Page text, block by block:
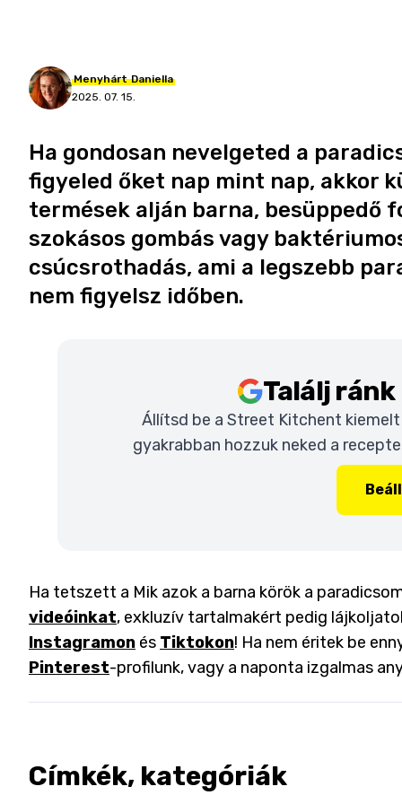
Menyhárt Daniella
2025. 07. 15.
Ha gondosan nevelgeted a
figyeled őket nap mint nap, akkor
termések alján barna, besüppedő
szokásos gombás vagy
csúcsrothadás, ami a legszebb
nem figyelsz időben.
Találj
Állítsd be a Street Kitchent
gyakrabban hozzuk neked a
Ha tetszett a Mik azok a barna körök a
videóinkat, exkluzív tartalmakért pedig
Instagramon és Tiktokon! Ha nem éritek be
Pinterest-profilunk, vagy a naponta izgalmas
Címkék, kategóriák